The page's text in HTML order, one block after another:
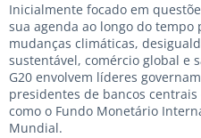
Inicialmente focado em
sua agenda ao longo do
mudanças climáticas,
sustentável, comércio global e
G20 envolvem líderes
presidentes de bancos
como o Fundo Monetário
Mundial.